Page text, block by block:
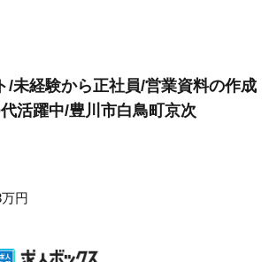
/未経験から正社員/営業資料の作成
活躍中/豊川市白鳥町京次
円